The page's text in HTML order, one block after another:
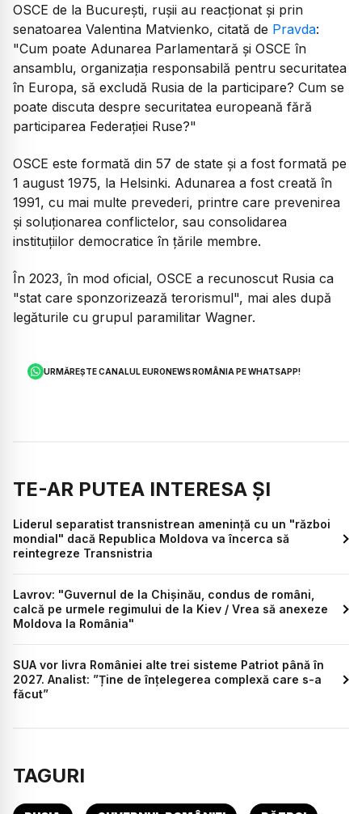
OSCE de la București, rușii au reacționat și prin
senatoarea Valentina Matvienko, citată de Pravda:
"Cum poate Adunarea Parlamentară și OSCE în
ansamblu, organizația responsabilă pentru securitatea
în Europa, să excludă Rusia de la participare? Cum se
poate discuta despre securitatea europeană fără
participarea Federației Ruse?"
OSCE este formată din 57 de state și a fost formată pe
1 august 1975, la Helsinki. Adunarea a fost creată în
1991, cu mai multe prevederi, printre care prevenirea
și soluționarea conflictelor, sau consolidarea
instituțiilor democratice în țările membre.
În 2023, în mod oficial, OSCE a recunoscut Rusia ca
"stat care sponzorizează terorismul", mai ales după
legăturile cu grupul paramilitar Wagner.
URMĂREȘTE CANALUL EURONEWS ROMÂNIA PE WHATSAPP!
TE-AR PUTEA INTERESA ȘI
Liderul separatist transnistrean ameninţă cu un "război
mondial" dacă Republica Moldova va încerca să
reintegreze Transnistria
​Lavrov: "Guvernul de la Chișinău, condus de români,
calcă pe urmele regimului de la Kiev / Vrea să anexeze
Moldova la România"
SUA vor livra României alte trei sisteme Patriot până în
2027. Analist: ”Ține de înțelegerea complexă care s-a
făcut”
TAGURI